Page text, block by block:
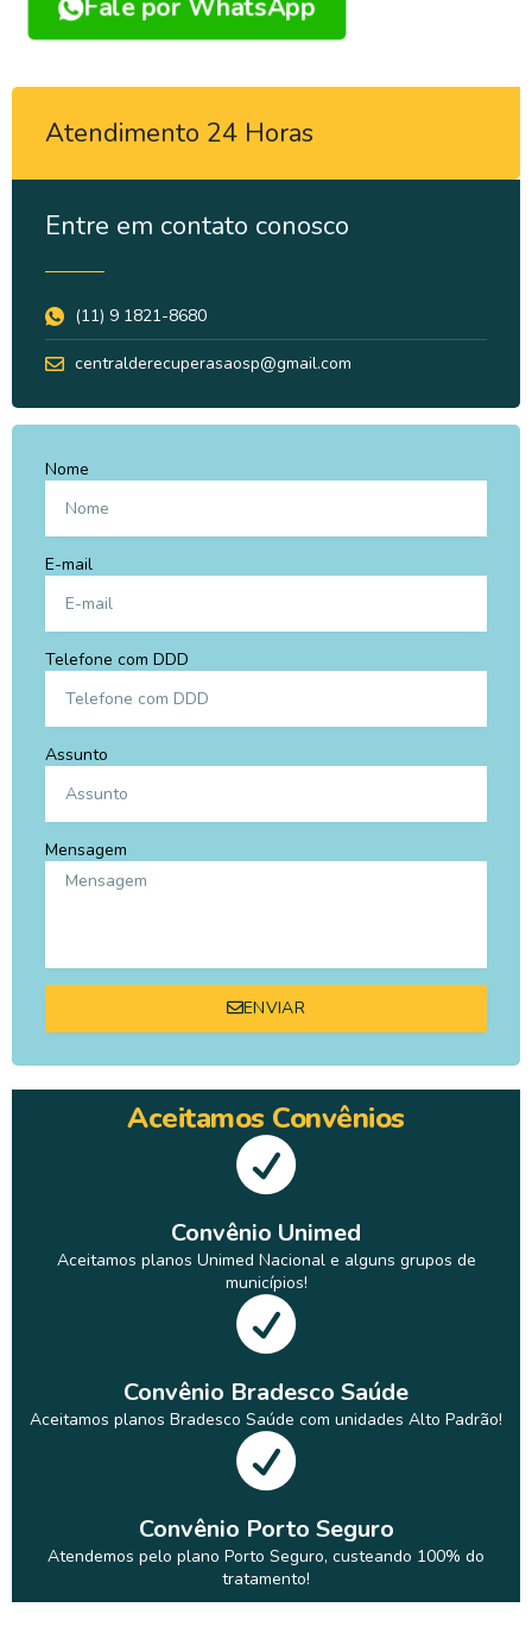
Fale por WhatsApp
Atendimento 24 Horas
Entre em contato conosco
(11) 9 1821-8680
centralderecuperasaosp@gmail.com
Nome
E-mail
Telefone com DDD
Assunto
Mensagem
ENVIAR
Aceitamos Convênios
Convênio Unimed
Aceitamos planos Unimed Nacional e alguns grupos de
municípios!
Convênio Bradesco Saúde
Aceitamos planos Bradesco Saúde com unidades Alto Padrão!
Convênio Porto Seguro
Atendemos pelo plano Porto Seguro, custeando 100% do
tratamento!